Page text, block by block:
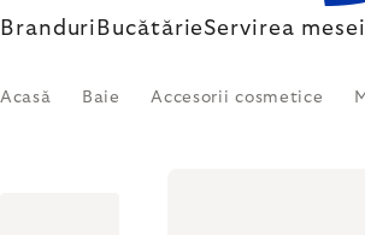
Branduri BucătărieServirea mesei
Acasă Baie Accesorii cosmetice